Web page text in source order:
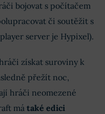
bojovat s počítačem
či soutěžit s
server je Hypixel).
získat suroviny k
přežít noc,
hráči neomezené
má také edici